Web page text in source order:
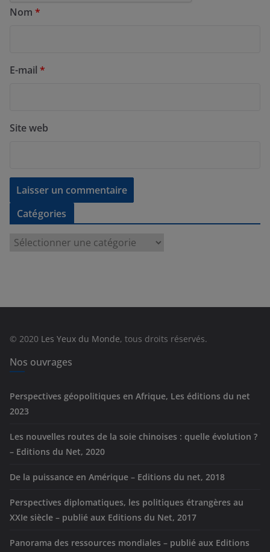
Nom *
E-mail *
Site web
Catégories
e
s
© 2020 Les Yeux du Monde, tous droits réservés.
Nos ouvrages
Perspectives géopolitiques en Afrique, Les éditions du net
2023
Les nouvelles routes de la soie chinoises : quelle évolution ?
– Editions du Net, 2020
De la puissance en Amérique – Editions du net, 2018
Perspectives diplomatiques, les politiques étrangères au
XXIe siècle – publié aux Editions du Net, 2017
Panorama des ressources mondiales – publié aux Editions